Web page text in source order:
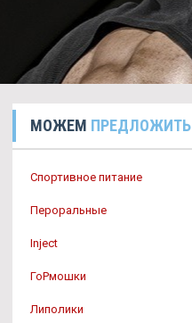
МОЖЕМ ПРЕДЛОЖИТЬ
Спортивное питание
Пероральные
Inject
ГоРмошки
Липолики